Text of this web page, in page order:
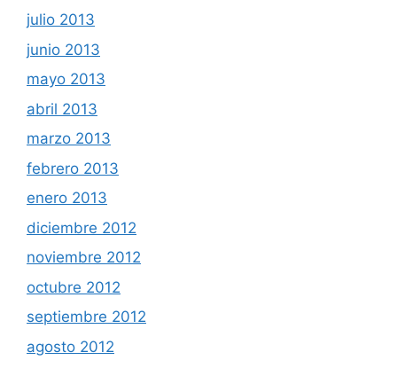
julio 2013
junio 2013
mayo 2013
abril 2013
marzo 2013
febrero 2013
enero 2013
diciembre 2012
noviembre 2012
octubre 2012
septiembre 2012
agosto 2012